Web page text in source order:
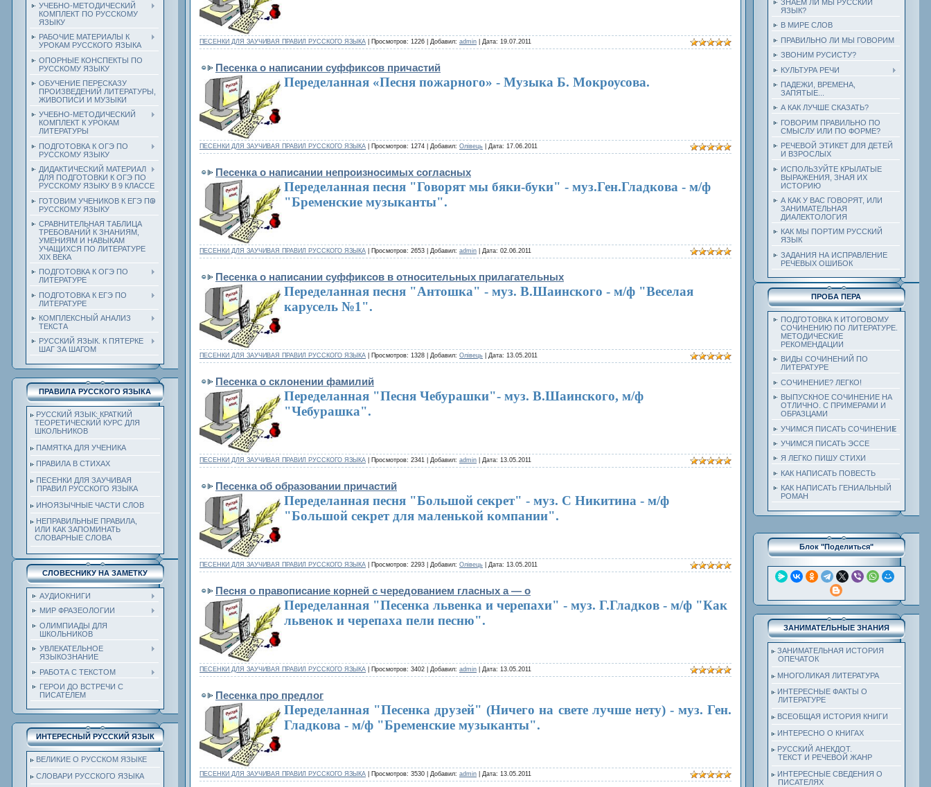
УЧЕБНО-МЕТОДИЧЕСКИЙ
КОМПЛЕКТ ПО РУССКОМУ
ЯЗЫКУ
РАБОЧИЕ МАТЕРИАЛЫ К
УРОКАМ РУССКОГО ЯЗЫКА
ОПОРНЫЕ КОНСПЕКТЫ ПО
РУССКОМУ ЯЗЫКУ
ОБУЧЕНИЕ ПЕРЕСКАЗУ
ПРОИЗВЕДЕНИЙ ЛИТЕРАТУРЫ,
ЖИВОПИСИ И МУЗЫКИ
УЧЕБНО-МЕТОДИЧЕСКИЙ
КОМПЛЕКТ К УРОКАМ
ЛИТЕРАТУРЫ
ПОДГОТОВКА К ОГЭ ПО
РУССКОМУ ЯЗЫКУ
ДИДАКТИЧЕСКИЙ МАТЕРИАЛ
ДЛЯ ПОДГОТОВКИ К ОГЭ ПО
РУССКОМУ ЯЗЫКУ В 9 КЛАССЕ
ГОТОВИМ УЧЕНИКОВ К ЕГЭ ПО
РУССКОМУ ЯЗЫКУ
СРАВНИТЕЛЬНАЯ ТАБЛИЦА
ТРЕБОВАНИЙ К ЗНАНИЯМ,
УМЕНИЯМ И НАВЫКАМ
УЧАЩИХСЯ ПО ЛИТЕРАТУРЕ
ХIХ ВЕКА
ПОДГОТОВКА К ОГЭ ПО
ЛИТЕРАТУРЕ
ПОДГОТОВКА К ЕГЭ ПО
ЛИТЕРАТУРЕ
КОМПЛЕКСНЫЙ АНАЛИЗ
ТЕКСТА
РУССКИЙ ЯЗЫК. К ПЯТЕРКЕ
ШАГ ЗА ШАГОМ
ПРАВИЛА РУССКОГО ЯЗЫКА
РУССКИЙ ЯЗЫК: КРАТКИЙ
ТЕОРЕТИЧЕСКИЙ КУРС ДЛЯ
ШКОЛЬНИКОВ
ПАМЯТКА ДЛЯ УЧЕНИКА
ПРАВИЛА В СТИХАХ
ПЕСЕНКИ ДЛЯ ЗАУЧИВАЯ
ПРАВИЛ РУССКОГО ЯЗЫКА
ИНОЯЗЫЧНЫЕ ЧАСТИ СЛОВ
НЕПРАВИЛЬНЫЕ ПРАВИЛА,
ИЛИ КАК ЗАПОМИНАТЬ
СЛОВАРНЫЕ СЛОВА
СЛОВЕСНИКУ НА ЗАМЕТКУ
АУДИОКНИГИ
МИР ФРАЗЕОЛОГИИ
ОЛИМПИАДЫ ДЛЯ
ШКОЛЬНИКОВ
УВЛЕКАТЕЛЬНОЕ
ЯЗЫКОЗНАНИЕ
РАБОТА С ТЕКСТОМ
ГЕРОИ ДО ВСТРЕЧИ С
ПИСАТЕЛЕМ
ИНТЕРЕСНЫЙ РУССКИЙ ЯЗЫК
ВЕЛИКИЕ О РУССКОМ ЯЗЫКЕ
СЛОВАРИ РУССКОГО ЯЗЫКА
ПЕСЕНКИ ДЛЯ ЗАУЧИВАЯ ПРАВИЛ РУССКОГО ЯЗЫКА | Просмотров: 1226 | Добавил: admin | Дата: 19.07.2011
Песенка о написании суффиксов причастий
Переделанная «Песня пожарного» - Музыка Б. Мокроусова.
ПЕСЕНКИ ДЛЯ ЗАУЧИВАЯ ПРАВИЛ РУССКОГО ЯЗЫКА | Просмотров: 1274 | Добавил: Олівець | Дата: 17.06.2011
Песенка о написании непроизносимых согласных
Переделанная песня "Говорят мы бяки-буки" - муз.Ген.Гладкова - м/ф
"Бременские музыканты".
ПЕСЕНКИ ДЛЯ ЗАУЧИВАЯ ПРАВИЛ РУССКОГО ЯЗЫКА | Просмотров: 2653 | Добавил: admin | Дата: 02.06.2011
Песенка о написании суффиксов в относительных прилагательных
Переделанная песня "Антошка" - муз. В.Шаинского - м/ф "Веселая
карусель №1".
ПЕСЕНКИ ДЛЯ ЗАУЧИВАЯ ПРАВИЛ РУССКОГО ЯЗЫКА | Просмотров: 1328 | Добавил: Олівець | Дата: 13.05.2011
Песенка о склонении фамилий
Переделанная "Песня Чебурашки"- муз. В.Шаинского, м/ф
"Чебурашка".
ПЕСЕНКИ ДЛЯ ЗАУЧИВАЯ ПРАВИЛ РУССКОГО ЯЗЫКА | Просмотров: 2341 | Добавил: admin | Дата: 13.05.2011
Песенка об образовании причастий
Переделанная песня "Большой секpет" - муз. С Никитина - м/ф
"Большой секpет для маленькой компании".
ПЕСЕНКИ ДЛЯ ЗАУЧИВАЯ ПРАВИЛ РУССКОГО ЯЗЫКА | Просмотров: 2293 | Добавил: Олівець | Дата: 13.05.2011
Песня о правописание корней с чередованием гласных а — о
Переделанная "Песенка львенка и черепахи" - муз. Г.Гладков - м/ф "Как
львенок и черепаха пели песню".
ПЕСЕНКИ ДЛЯ ЗАУЧИВАЯ ПРАВИЛ РУССКОГО ЯЗЫКА | Просмотров: 3402 | Добавил: admin | Дата: 13.05.2011
Песенка про предлог
Переделанная "Песенка друзей" (Ничего на свете лучше нету) - муз. Ген.
Гладкова - м/ф "Бременские музыканты".
ПЕСЕНКИ ДЛЯ ЗАУЧИВАЯ ПРАВИЛ РУССКОГО ЯЗЫКА | Просмотров: 3530 | Добавил: admin | Дата: 13.05.2011
ЗНАЕМ ЛИ МЫ РУССКИЙ
ЯЗЫК?
В МИРЕ СЛОВ
ПРАВИЛЬНО ЛИ МЫ ГОВОРИМ
ЗВОНИМ РУСИСТУ?
КУЛЬТУРА РЕЧИ
ПАДЕЖИ, ВРЕМЕНА,
ЗАПЯТЫЕ...
А КАК ЛУЧШЕ СКАЗАТЬ?
ГОВОРИМ ПРАВИЛЬНО ПО
СМЫСЛУ ИЛИ ПО ФОРМЕ?
РЕЧЕВОЙ ЭТИКЕТ ДЛЯ ДЕТЕЙ
И ВЗРОСЛЫХ
ИСПОЛЬЗУЙТЕ КРЫЛАТЫЕ
ВЫРАЖЕНИЯ, ЗНАЯ ИХ
ИСТОРИЮ
А КАК У ВАС ГОВОРЯТ, ИЛИ
ЗАНИМАТЕЛЬНАЯ
ДИАЛЕКТОЛОГИЯ
КАК МЫ ПОРТИМ РУССКИЙ
ЯЗЫК
ЗАДАНИЯ НА ИСПРАВЛЕНИЕ
РЕЧЕВЫХ ОШИБОК
ПРОБА ПЕРА
ПОДГОТОВКА К ИТОГОВОМУ
СОЧИНЕНИЮ ПО ЛИТЕРАТУРЕ.
МЕТОДИЧЕСКИЕ
РЕКОМЕНДАЦИИ
ВИДЫ СОЧИНЕНИЙ ПО
ЛИТЕРАТУРЕ
СОЧИНЕНИЕ? ЛЕГКО!
ВЫПУСКНОЕ СОЧИНЕНИЕ НА
ОТЛИЧНО. С ПРИМЕРАМИ И
ОБРАЗЦАМИ
УЧИМСЯ ПИСАТЬ СОЧИНЕНИЕ
УЧИМСЯ ПИСАТЬ ЭССЕ
Я ЛЕГКО ПИШУ СТИХИ
КАК НАПИСАТЬ ПОВЕСТЬ
КАК НАПИСАТЬ ГЕНИАЛЬНЫЙ
РОМАН
Блок "Поделиться"
ЗАНИМАТЕЛЬНЫЕ ЗНАНИЯ
ЗАНИМАТЕЛЬНАЯ ИСТОРИЯ
ОПЕЧАТОК
МНОГОЛИКАЯ ЛИТЕРАТУРА
ИНТЕРЕСНЫЕ ФАКТЫ О
ЛИТЕРАТУРЕ
ВСЕОБЩАЯ ИСТОРИЯ КНИГИ
ИНТЕРЕСНО О КНИГАХ
РУССКИЙ АНЕКДОТ.
ТЕКСТ И РЕЧЕВОЙ ЖАНР
ИНТЕРЕСНЫЕ СВЕДЕНИЯ О
ПИСАТЕЛЯХ